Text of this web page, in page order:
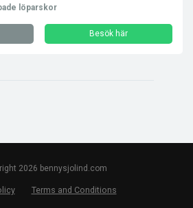
löparskor
Besök här
2026 bennysjolind.com
Terms and Conditions